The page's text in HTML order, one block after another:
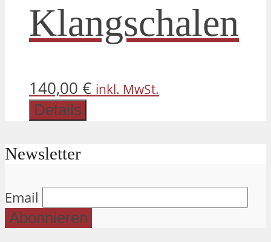
werden
Klangschalen
140,00 € inkl. MwSt.
Details
Newsletter
Email